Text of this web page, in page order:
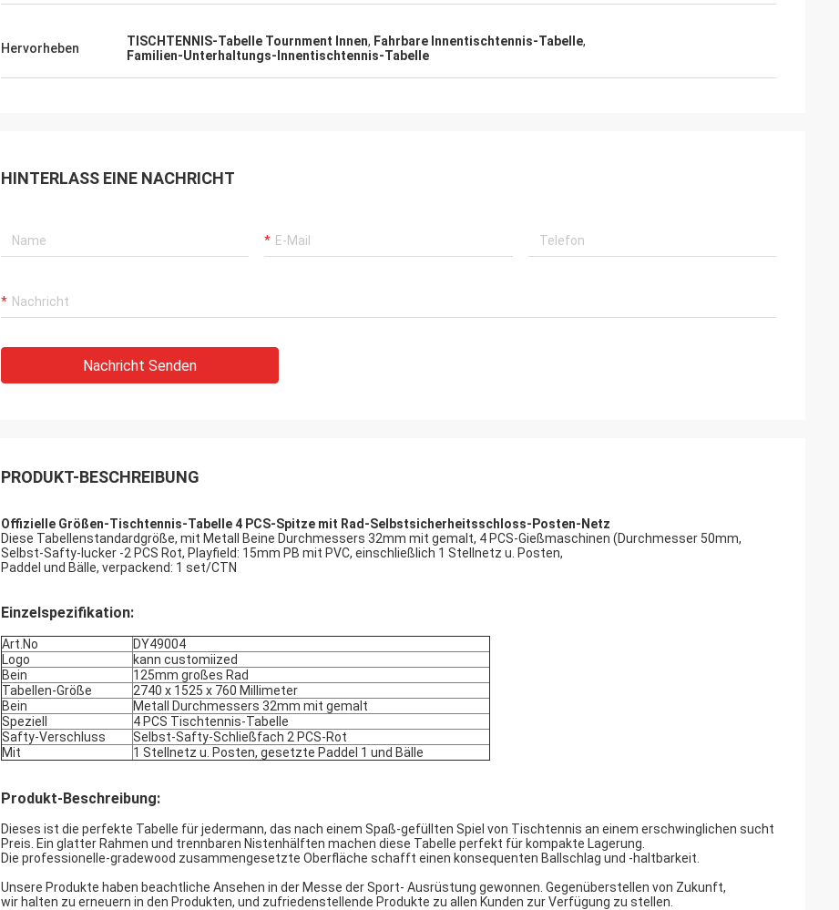
Hervorheben TISCHTENNIS-Tabelle Tournment Innen, Fahrbare Innentischtennis-Tabelle,
Familien-Unterhaltungs-Innentischtennis-Tabelle
HINTERLASS EINE NACHRICHT
Nachricht Senden
PRODUKT-BESCHREIBUNG
Offizielle Größen-Tischtennis-Tabelle 4 PCS-Spitze mit Rad-Selbstsicherheitsschloss-Posten-Netz
Diese Tabellenstandardgröße, mit Metall Beine Durchmessers 32mm mit gemalt, 4 PCS-Gießmaschinen (Durchmesser 50mm,
Selbst-Safty-lucker -2 PCS Rot, Playfield: 15mm PB mit PVC, einschließlich 1 Stellnetz u. Posten,
Paddel und Bälle, verpackend: 1 set/CTN
Einzelspezifikation:
Art.No
DY49004
Logo
kann customiized
Bein
125mm großes Rad
Tabellen-Größe
2740 x 1525 x 760 Millimeter
Bein
Metall Durchmessers 32mm mit gemalt
Speziell
4 PCS Tischtennis-Tabelle
Safty-Verschluss
Selbst-Safty-Schließfach 2 PCS-Rot
Mit
1 Stellnetz u. Posten, gesetzte Paddel 1 und Bälle
Produkt-Beschreibung:
Dieses ist die perfekte Tabelle für jedermann, das nach einem Spaß-gefüllten Spiel von Tischtennis an einem erschwinglichen sucht
Preis. Ein glatter Rahmen und trennbaren Nistenhälften machen diese Tabelle perfekt für kompakte Lagerung.
Die professionelle-gradewood zusammengesetzte Oberfläche schafft einen konsequenten Ballschlag und -haltbarkeit.
Unsere Produkte haben beachtliche Ansehen in der Messe der Sport- Ausrüstung gewonnen. Gegenüberstellen von Zukunft,
wir halten zu erneuern in den Produkten, und zufriedenstellende Produkte zu allen Kunden zur Verfügung zu stellen.